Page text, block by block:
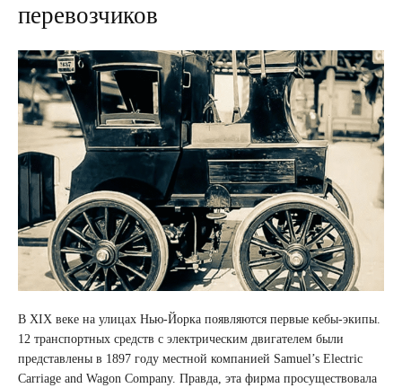
перевозчиков
В XIX веке на улицах Нью-Йорка появляются первые кебы-экипы.
12 транспортных средств с электрическим двигателем были
представлены в 1897 году местной компанией Samuel’s Electric
Carriage and Wagon Company. Правда, эта фирма просуществовала